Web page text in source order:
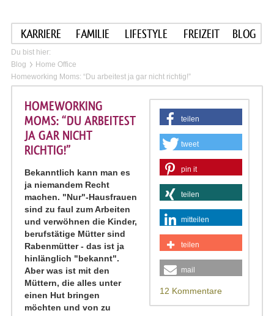
KARRIERE FAMILIE LIFESTYLE FREIZEIT BLOG
Du bist hier:
Blog
Home Office
Homeworking Moms: “Du arbeitest ja gar nicht richtig!”
teilen
tweet
pin it
teilen
mitteilen
teilen
mail
12 Kommentare
HOMEWORKING
MOMS: “DU ARBEITEST
JA GAR NICHT
RICHTIG!”
Bekanntlich kann man es
ja niemandem Recht
machen. "Nur"-Hausfrauen
sind zu faul zum Arbeiten
und verwöhnen die Kinder,
berufstätige Mütter sind
Rabenmütter - das ist ja
hinlänglich "bekannt".
Aber was ist mit den
Müttern, die alles unter
einen Hut bringen
möchten und von zu